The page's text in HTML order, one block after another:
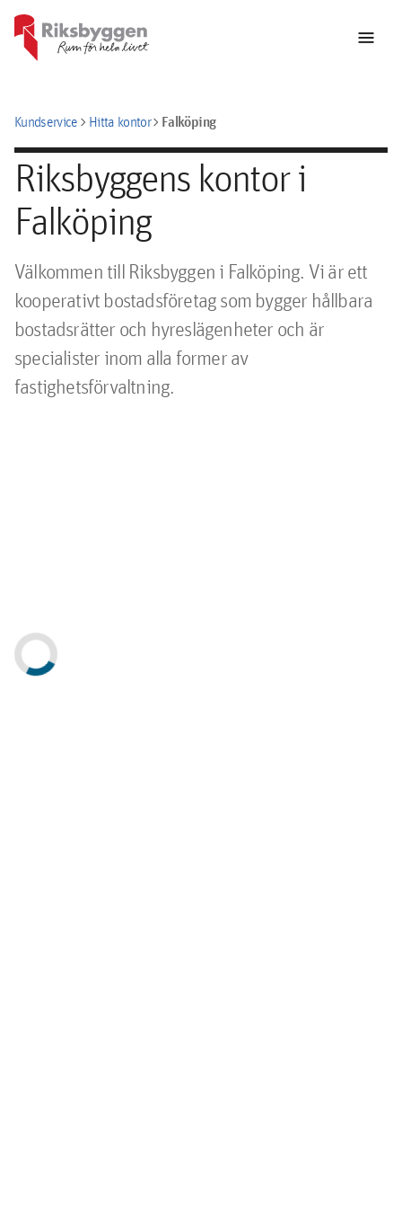
menu
Kundservicechevron_rightHitta kontorchevron_rightFalköping
Riksbyggens kontor i
Falköping
Välkommen till Riksbyggen i Falköping. Vi är ett
kooperativt bostadsföretag som bygger hållbara
bostadsrätter och hyreslägenheter och är
specialister inom alla former av
fastighetsförvaltning.